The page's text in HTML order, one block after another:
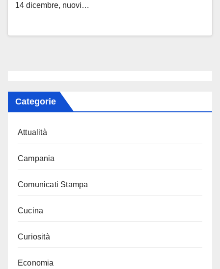
14 dicembre, nuovi…
Categorie
Attualità
Campania
Comunicati Stampa
Cucina
Curiosità
Economia